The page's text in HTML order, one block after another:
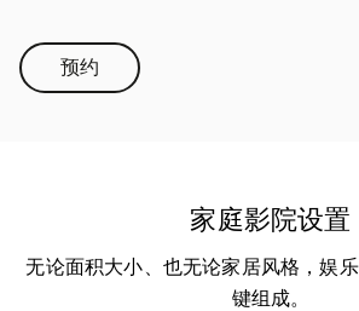
预约Link Opens in New Tab
家庭影院设置
无论面积大小、也无论家居风格，娱
键组成。